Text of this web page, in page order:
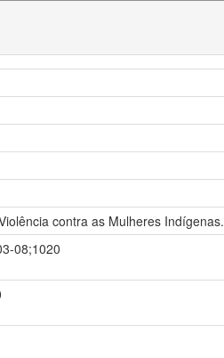
contra as Mulheres Indígenas.
08;1020